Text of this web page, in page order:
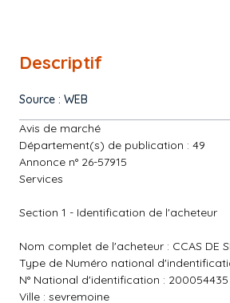
Descriptif
Source : WEB
Avis de marché
Département(s) de publication : 49
Annonce n° 26-57915
Services
Section 1 - Identification de l'acheteur
Nom complet de l'acheteur : CCAS DE
Type de Numéro national
N° National d'identification : 200054435
Ville : sevremoine